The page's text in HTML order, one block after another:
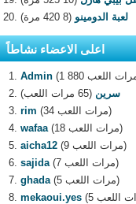
لعبة الدومينو (8 420 مرة)
اعلى الاعضاء نشاطاً
Admin
سرين (65 مرات اللعب)
rim
(34 مرات اللعب)
wafaa
(18 مرات اللعب)
aicha12
(9 مرات اللعب)
sajida
(7 مرات اللعب)
ghada
(5 مرات اللعب)
mekaoui.yes